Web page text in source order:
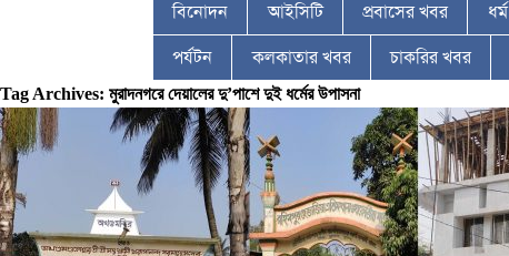
বিনোদন আইসিটি প্রবাসের খবর ধর্ম
পর্যটন কলকাতার খবর চাকরির খবর
Tag Archives: মুরাদনগরে দেয়ালের দু’পাশে দুই ধর্মের উপাসনা